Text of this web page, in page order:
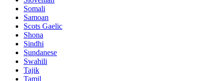
Somali
Samoan
Scots Gaelic
Shona
Sindhi
Sundanese
Swahili
Tajik
Tamil